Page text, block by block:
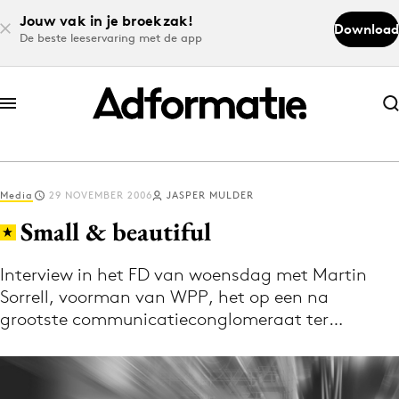
Jouw vak in je broekzak!
De beste leeservaring met de app
Download
Abonneer nu
Abonneer nu
Log in
Download de app
Volg het laatste nieuws via de Adformatie
Nieuws app
Media 29 NOVEMBER 2006 JASPER MULDER
Small & beautiful
Interview in het FD van woensdag met Martin
Sorrell, voorman van WPP, het op een na
grootste communicatieconglomeraat ter…